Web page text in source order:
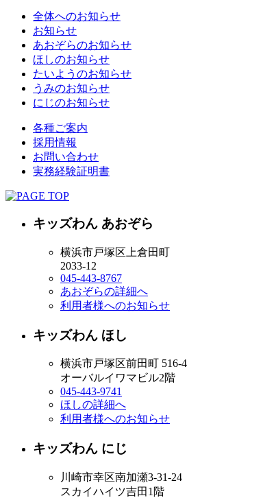
全体へのお知らせ
お知らせ
あおぞらのお知らせ
ほしのお知らせ
たいようのお知らせ
うみのお知らせ
にじのお知らせ
各種ご案内
採用情報
お問い合わせ
実務経験証明書
キッズわん あおぞら
横浜市戸塚区上倉田町
2033-12
045-443-8767
あおぞらの詳細へ
利用者様へのお知らせ
キッズわん ほし
横浜市戸塚区前田町 516-4
オーバルイワマビル2階
045-443-9741
ほしの詳細へ
利用者様へのお知らせ
キッズわん にじ
川崎市幸区南加瀬3-31-24
スカイハイツ吉田1階